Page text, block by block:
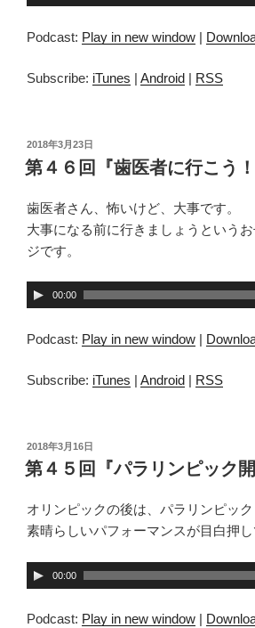
声
プ
ー
Podcast: Play in new window |
Subscribe: iTunes | Android | RSS
投
稿
日:
2018年3月23日
第４６回『歯医者に行こう！
歯医者さん、怖いけど、大事です。
大事になる前に行きましょうという
ジです。
音
声
プ
ー
00:00
Podcast: Play in new window |
Subscribe: iTunes | Android | RSS
投
稿
日:
2018年3月16日
第４５回『パラリンピック開
オリンピックの後は、パラリンピック
素晴らしいパフォーマンスが目白押し
音
声
プ
00:00
Podcast: Play in new window |